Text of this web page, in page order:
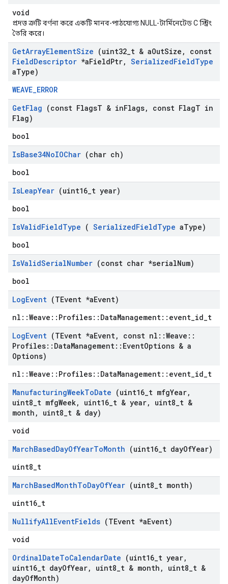
void
প্রদত্ত ত্রুটি বর্ণনা করে একটি মানব-পাঠযোগ্য NULL-টার্মিনেটেড C স্ট্রিং
তৈরি করে।
GetArrayElementSize (uint32 t & aOutSize ,
const
FieldDescriptor *aFieldPtr, SerializedFieldType
aType)
WEAVE_ERROR
GetFlag (const FlagsT & inFlags, const FlagT in
Flag)
bool
IsBase34NoIOChar (char ch)
bool
IsLeapYear (uint16 t year)
bool
IsValidFieldType ( SerializedFieldType aType)
bool
IsValidSerialNumber (const char *serialNum)
bool
LogEvent (TEvent *aEvent)
nl::Weave::Profiles::DataManagement::event_id_t
LogEvent (TEvent *aEvent, const nl ::Weave ::
Profiles:: DataManagement:: EventOptions & a
Options)
nl::Weave::Profiles::DataManagement::event_id_t
ManufacturingWeekToDate (uint16 t mfgYear,
uint8 t mfgWeek, uint16 t & year, uint8 t &
month , uint8 t & day)
void
MarchBasedDayOfYearToMonth (uint16 t dayOfYear)
uint8_t
MarchBasedMonthToDayOfYear (uint8 t month)
uint16_t
NullifyAllEventFields (TEvent *aEvent)
void
OrdinalDateToCalendarDate (uint16 t year,
uint16 t dayOfYear, uint8 t & month , uint8 t &
dayOfMonth)